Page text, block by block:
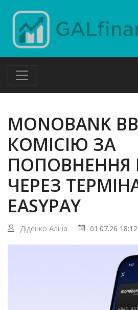
MONOBANK
КОМІСІЮ ЗА
ПОПОВНЕННЯ
ЧЕРЕЗ
EASYPAY
Діденко Аліна 01.07.26 18:12